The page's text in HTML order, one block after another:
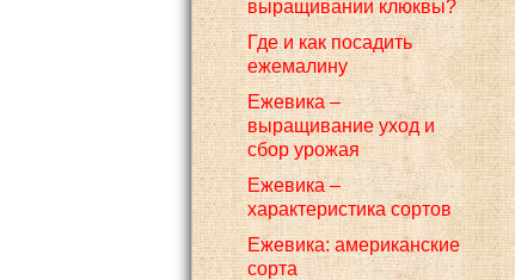
выращивании клюквы?
Где и как посадить
ежемалину
Ежевика –
выращивание уход и
сбор урожая
Ежевика –
характеристика сортов
Ежевика: американские
сорта